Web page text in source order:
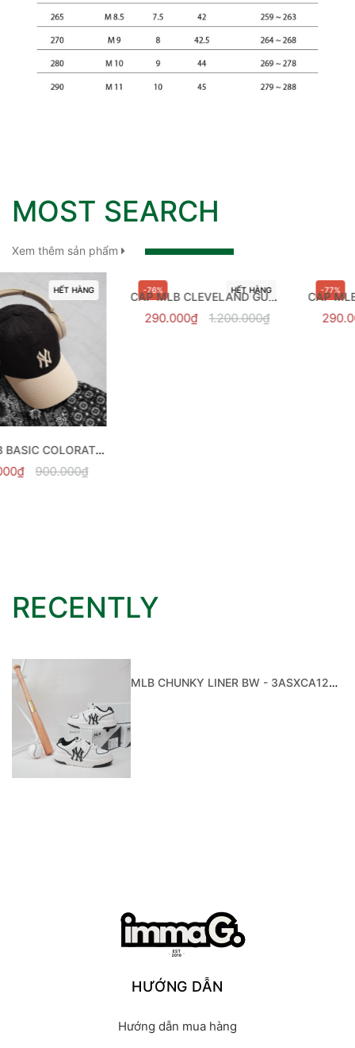
MOST SEARCH
Xem thêm sản phẩm
-76% HẾT HÀNGCAP MLB CLEVELAND GUARDIANS PINK - 3ACP7701N-45PKM
290.000₫ 1.200.000₫
HẾT HÀNG CAP MLB VARSITY VINTAGE ULSIVE STITCH
290.000₫ 1.250.000₫
RECENTLY
MLB CHUNKY LINER BW - 3ASXCA12N-50WHS
HƯỚNG DẪN
Hướng dẫn mua hàng